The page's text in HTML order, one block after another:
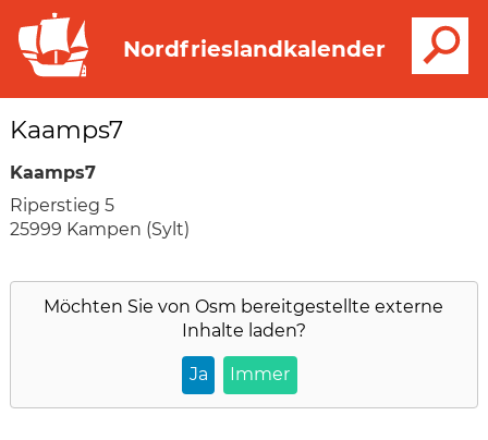
Nordfrieslandkalender
Kaamps7
Kaamps7
Riperstieg 5
25999 Kampen (Sylt)
Möchten Sie vonOsm bereitgestellte externe
Inhalte laden?
Ja Immer